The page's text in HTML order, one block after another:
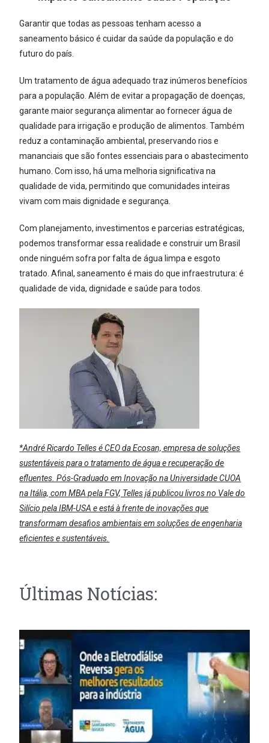
Garantir que todas as pessoas tenham acesso a
saneamento básico é cuidar da saúde da população e do
futuro do país.
Um tratamento de água adequado traz inúmeros benefícios
para a população. Além de evitar a propagação de doenças,
garante maior segurança alimentar ao fornecer água de
qualidade para irrigação e produção de alimentos. Também
reduz a contaminação ambiental, preservando rios e
mananciais que são fontes essenciais para o abastecimento
humano. Com isso, há uma melhoria significativa na
qualidade de vida, permitindo que comunidades inteiras
vivam com mais dignidade e segurança.
Com planejamento, investimentos e parcerias estratégicas,
podemos transformar essa realidade e construir um Brasil
onde ninguém sofra por falta de água limpa e esgoto
tratado. Afinal, saneamento é mais do que infraestrutura: é
qualidade de vida, dignidade e saúde para todos.
*André Ricardo Telles é CEO da Ecosan, empresa de soluções
sustentáveis para o tratamento de água e recuperação de
efluentes. Pós-Graduado em Inovação na Universidade CUOA
na Itália, com MBA pela FGV, Telles já publicou livros no Vale do
Silício pela IBM-USA e está à frente de inovações que
transformam desafios ambientais em soluções de engenharia
eficientes e sustentáveis.
Últimas Notícias: